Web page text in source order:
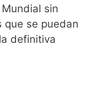
sin
que se puedan
definitiva